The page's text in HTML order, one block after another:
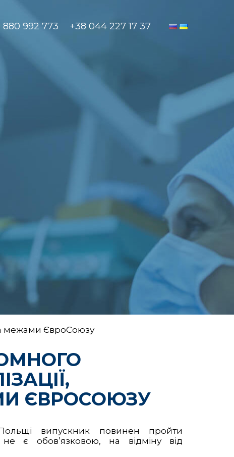
880 992 773 +38 044 227 17 37
межами ЄвроСоюзу
ЄВРОСОЮЗУ
випускник повинен пройти
не є обов’язковою, на відміну від